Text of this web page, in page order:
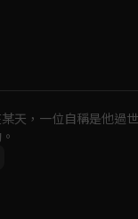
天，一位自稱是他過